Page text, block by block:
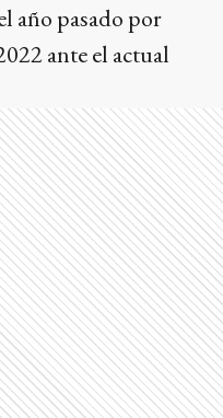
año pasado por
ante el actual